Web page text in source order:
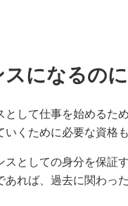
になるの
として仕事を始めるた
いくために必要な資格
スとしての身分を保証
あれば、過去に関わっ